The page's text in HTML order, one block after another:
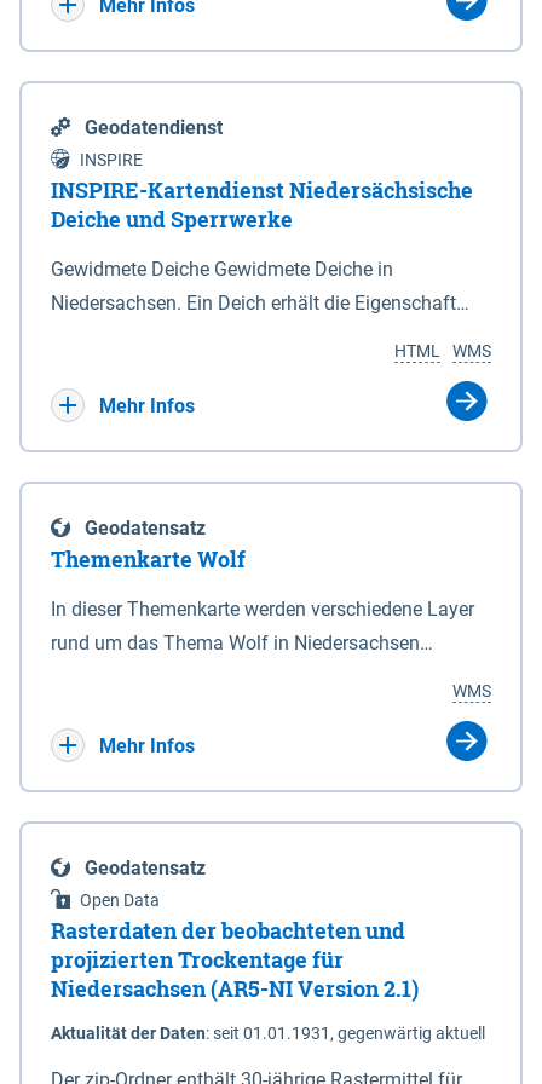
Mehr Infos
Geodatendienst
INSPIRE
INSPIRE-Kartendienst Niedersächsische
Deiche und Sperrwerke
Gewidmete Deiche Gewidmete Deiche in
Niedersachsen. Ein Deich erhält die Eigenschaft
Deichbehörde durch Verordnung ausspricht. Für
enthalten. Sperrwerke Sperrwerke sind Bauwerke
mit Sperrvorrichtungen in Tidegewässern, die dem
Schutz eines Gebietes vor erhöhten Tiden, vor allem
vor Sturmfluten, zu dienen bestimmt sind (§2 Abs.3
Eigenschaft eines Sperrwerkes durch Widmung, die
die Deichbehörde durch Verordnung ausspricht.
WMS
HTML
Mehr Infos
Geodatensatz
Themenkarte Wolf
In dieser Themenkarte werden verschiedene Layer
rund um das Thema Wolf in Niedersachsen
sowie Status der bestehenden Wolfsterritorien im
laufenden Monitoringjahr.
WMS
Mehr Infos
Geodatensatz
Open Data
Rasterdaten der beobachteten und
projizierten Trockentage für
Niedersachsen (AR5-NI Version 2.1)
Aktualität der Daten:seit 01.01.1931, gegenwärtig aktuell